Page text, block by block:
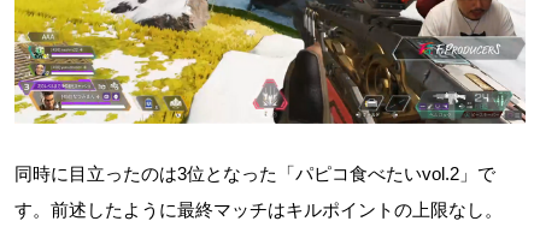
同時に目立ったのは3位となった「パピコ食べたいvol.2」で
す。前述したように最終マッチはキルポイントの上限なし。